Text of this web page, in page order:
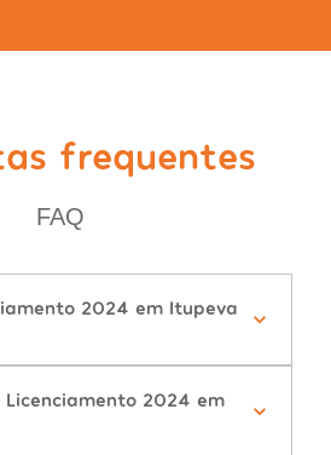
frequentes
FAQ
2024 em Itupeva
2024 em